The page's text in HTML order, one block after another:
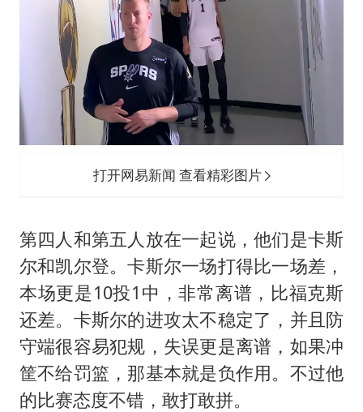
打开网易新闻 查看精彩图片
第四人和第五人放在一起说，他们是卡斯
尔和凯尔登。卡斯尔一场打得比一场差，
本场更是10投1中，非常离谱，比福克斯
还差。卡斯尔的进攻太不稳定了，并且防
守端很容易犯规，失误更是离谱，如果冲
筐不给罚篮，那基本就是负作用。不过他
的比赛态度不错，敢打敢拼。